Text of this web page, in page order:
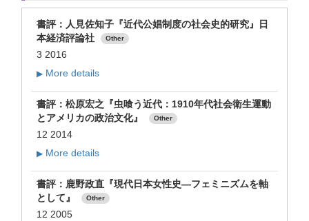
書評：人見佐知子『近代公娼制度の社会史的研究』日
本経済評論社
Other
3 2016
▶ More details
書評：松原宏之『虫喰う近代：1910年代社会衛生運動
とアメリカの政治文化』
Other
12 2014
▶ More details
書評：鹿野政直『現代日本女性史―フェミニズムを軸
として』
Other
12 2005